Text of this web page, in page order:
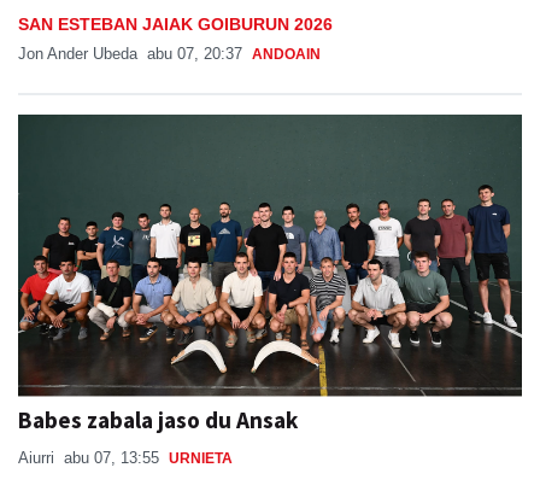
SAN ESTEBAN JAIAK GOIBURUN 2026
Jon Ander Ubeda abu 07, 20:37 ANDOAIN
Babes zabala jaso du Ansak
Aiurri abu 07, 13:55 URNIETA